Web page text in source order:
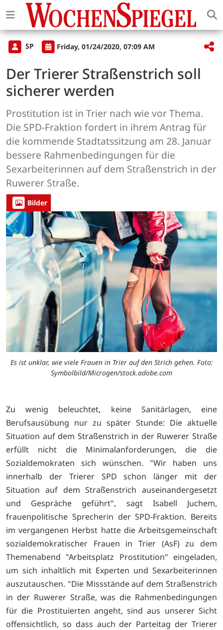
SP Friday, 01/24/2020, 07:09 AM
Der Trierer Straßenstrich soll
sicherer werden
Prostitution ist in Trier nach wie vor Thema.
Die SPD-Fraktion fordert in ihrem Antrag für
die kommende Stadtatssitzung am 28. Januar
bessere Rahmenbedingungen für die
Sexarbeiterinnen auf dem Straßenstrich in der
Ruwerer Straße.
Bilder
Es ist unklar, wie viele Frauen in Trier auf den Strich gehen. Foto:
Symbolbild/Microgen/stock.adobe.com
Zu wenig beleuchtet, keine Sanitärlagen, eine
Berufsausübung nur zu später Stunde: Die aktuelle
Situation auf dem Straßenstrich in der Ruwerer Straße
erfüllt nicht die Minimalanforderungen, die die
Sozialdemokraten sich wünschen. "Wir haben uns
innerhalb der Trierer SPD schon länger mit der
Situation auf dem Straßenstrich auseinandergesetzt
und Gespräche geführt", sagt Isabell Juchem,
frauenpolitische Sprecherin der SPD-Fraktion. Bereits
im vergangenen Herbst hatte die Arbeitsgemeinschaft
sozialdemokratischer Frauen in Trier (AsF) zu dem
Themenabend "Arbeitsplatz Prostitution" eingeladen,
um sich inhaltlich mit Experten und Sexarbeiterinnen
auszutauschen. "Die Missstände auf dem Straßenstrich
in der Ruwerer Straße, was die Rahmenbedingungen
für die Prostituierten angeht, sind aus unserer Sicht
offensichtlich, so dass auch der Parteitag der Trierer